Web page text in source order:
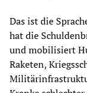
Das ist die
hat die
und mobilisiert
Raketen,